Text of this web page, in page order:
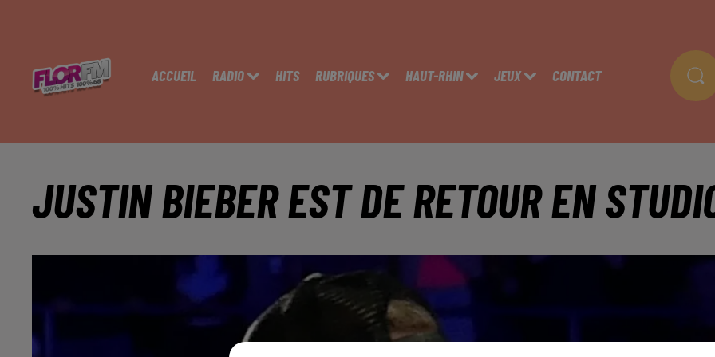
ACCUEIL RADIO HITS RUBRIQUES HAUT-RHIN JEUX CONTACT
JUSTIN BIEBER EST DE RETOUR EN